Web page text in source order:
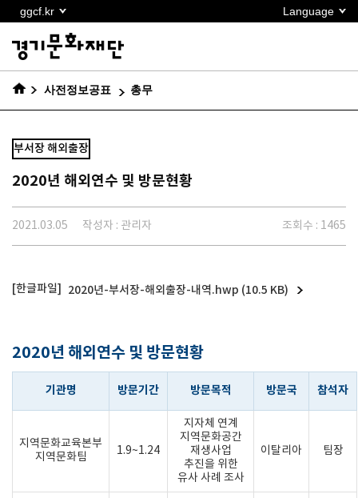
바로가기
ggcf.kr Language
사전정보공표 총무
부서장 해외출장
2020년 해외연수 및 방문현황
2021.03.05 작성자 : 관리자 조회수 : 1465
2020년-부서장-해외출장-내역.hwp (10.5 KB)
2020년 해외연수 및 방문현황
기관명 방문기간 방문목적 방문국 참석자
지역문화교육본부
지역문화팀
1.9~1.24
지자체 연계
지역문화공간
재생사업
추진을 위한
유사 사례 조사
이탈리아 팀장